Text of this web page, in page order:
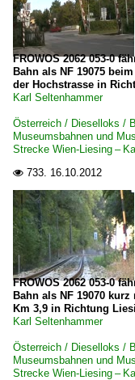
FROWOS 2062 053-0
Bahn als NF 19075
der Hochstrasse in
Karl Seltenhammer
Österreich / Dieselloks /
Museumsbahnen und
Strecke Wien-Liesing –
 733. 16.10.2012
FROWOS 2062 053-0
Bahn als NF 19070
Km 3,9 in Richtung
Karl Seltenhammer
Österreich / Dieselloks /
Museumsbahnen und
Strecke Wien-Liesing –